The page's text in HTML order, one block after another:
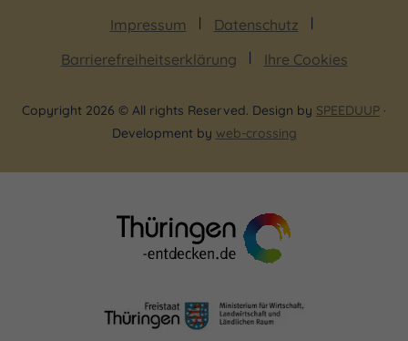
Impressum
Datenschutz
Barrierefreiheitserklärung
Ihre Cookies
Copyright 2026 © All rights Reserved. Design by SPEEDUUP ·
Development by web-crossing